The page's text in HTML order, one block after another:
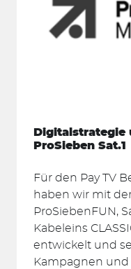
Digitalstrategie
ProSieben Sat.1
Für den Pay TV
haben wir mit
ProSiebenFUN,
Kabeleins
entwickelt und
Kampagnen